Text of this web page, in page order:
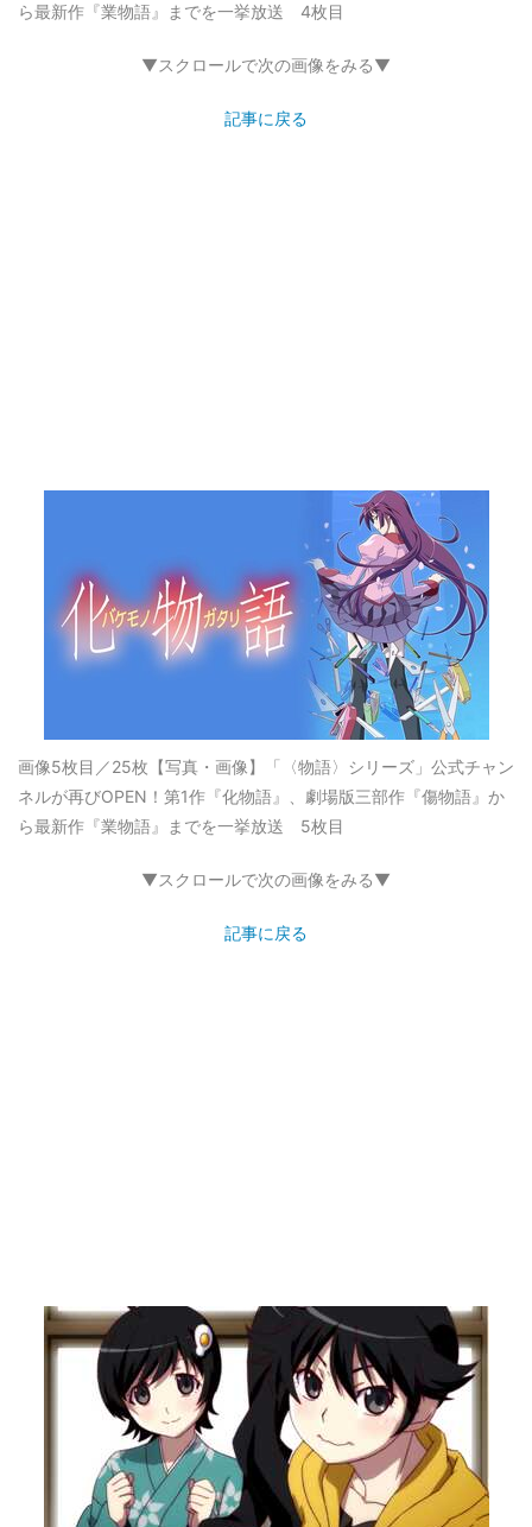
ら最新作『業物語』までを一挙放送 4枚目
▼スクロールで次の画像をみる▼
記事に戻る
画像5枚目／25枚 【写真・画像】「〈物語〉シリーズ」公式チャン
ネルが再びOPEN！第1作『化物語』、劇場版三部作『傷物語』か
ら最新作『業物語』までを一挙放送 5枚目
▼スクロールで次の画像をみる▼
記事に戻る